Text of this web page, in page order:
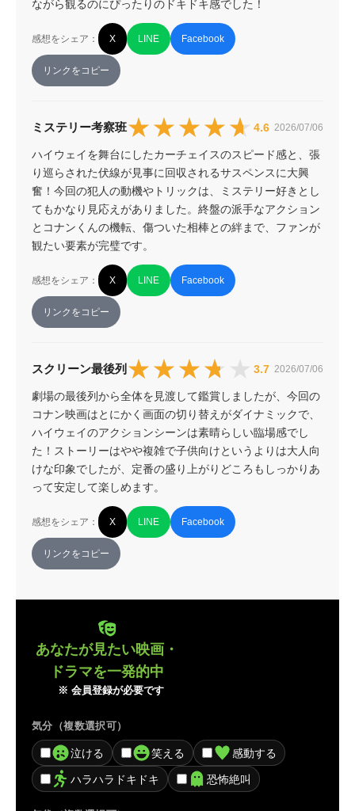
ながら観るのにぴったりのドキドキ感でした！
感想をシェア： X LINE Facebook
リンクをコピー
ミステリー考察班★★★★★
★★★★★ 4.6 2026/07/06
ハイウェイを舞台にしたカーチェイスのスピード感と、張
り巡らされた伏線が見事に回収されるサスペンスに大興
奮！今回の犯人の動機やトリックは、ミステリー好きとし
てもかなり見応えがありました。終盤の派手なアクション
とコナンくんの機転、傷ついた相棒との絆まで、ファンが
観たい要素が完璧です。
感想をシェア： X LINE Facebook
リンクをコピー
スクリーン最後列 ★★★★★
★★★★★ 3.7 2026/07/06
劇場の最後列から全体を見渡して鑑賞しましたが、今回の
コナン映画はとにかく画面の切り替えがダイナミックで、
ハイウェイのアクションシーンは素晴らしい臨場感でし
た！ストーリーはやや複雑で子供向けというよりは大人向
けな印象でしたが、定番の盛り上がりどころもしっかりあ
って安定して楽しめます。
感想をシェア： X LINE Facebook
リンクをコピー
あなたが見たい映画・
ドラマを一発的中
※ 会員登録が必要です
気分（複数選択可）
泣ける 笑える
感動する
ハラハラドキドキ
恐怖絶叫